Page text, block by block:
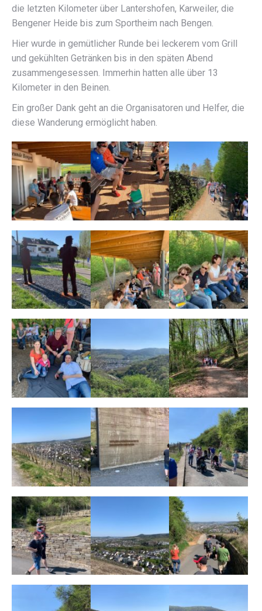
die letzten Kilometer über Lantershofen, Karweiler, die
Bengener Heide bis zum Sportheim nach Bengen.
Hier wurde in gemütlicher Runde bei leckerem vom Grill
und gekühlten Getränken bis in den späten Abend
zusammengesessen. Immerhin hatten alle über 13
Kilometer in den Beinen.
Ein großer Dank geht an die Organisatoren und Helfer, die
diese Wanderung ermöglicht haben.